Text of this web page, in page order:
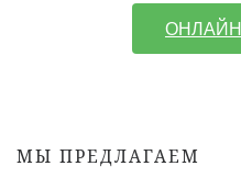
МЫ ПРЕДЛАГАЕМ